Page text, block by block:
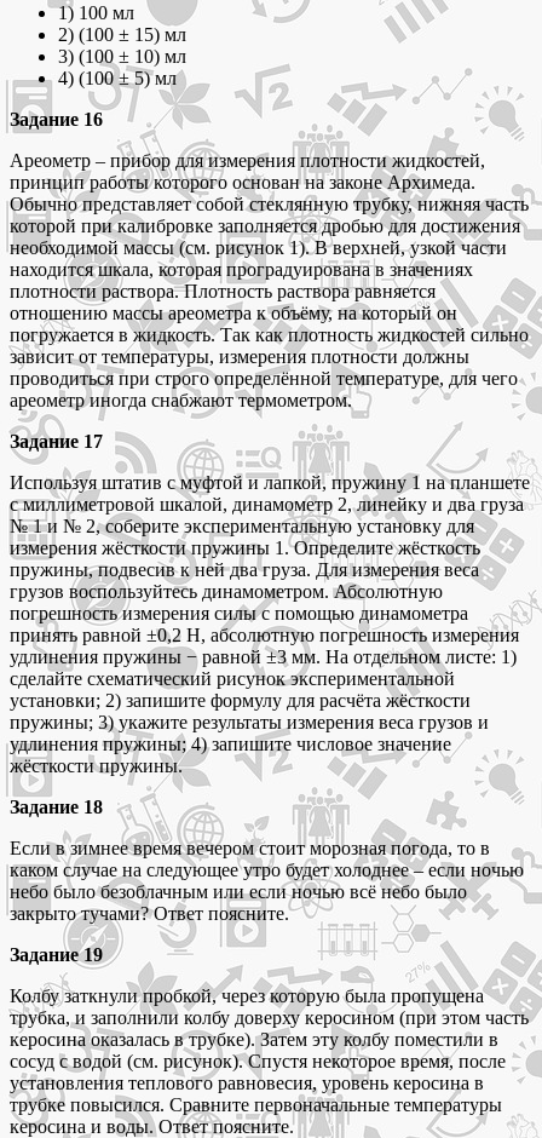
1) 100 мл
2) (100 ± 15) мл
3) (100 ± 10) мл
4) (100 ± 5) мл
Задание 16
Ареометр – прибор для измерения плотности жидкостей,
принцип работы которого основан на законе Архимеда.
Обычно представляет собой стеклянную трубку, нижняя часть
которой при калибровке заполняется дробью для достижения
необходимой массы (см. рисунок 1). В верхней, узкой части
находится шкала, которая проградуирована в значениях
плотности раствора. Плотность раствора равняется
отношению массы ареометра к объёму, на который он
погружается в жидкость. Так как плотность жидкостей сильно
зависит от температуры, измерения плотности должны
проводиться при строго определённой температуре, для чего
ареометр иногда снабжают термометром.
Задание 17
Используя штатив с муфтой и лапкой, пружину 1 на планшете
с миллиметровой шкалой, динамометр 2, линейку и два груза
№ 1 и № 2, соберите экспериментальную установку для
измерения жёсткости пружины 1. Определите жёсткость
пружины, подвесив к ней два груза. Для измерения веса
грузов воспользуйтесь динамометром. Абсолютную
погрешность измерения силы с помощью динамометра
принять равной ±0,2 Н, абсолютную погрешность измерения
удлинения пружины − равной ±3 мм. На отдельном листе: 1)
сделайте схематический рисунок экспериментальной
установки; 2) запишите формулу для расчёта жёсткости
пружины; 3) укажите результаты измерения веса грузов и
удлинения пружины; 4) запишите числовое значение
жёсткости пружины.
Задание 18
Если в зимнее время вечером стоит морозная погода, то в
каком случае на следующее утро будет холоднее – если ночью
небо было безоблачным или если ночью всё небо было
закрыто тучами? Ответ поясните.
Задание 19
Колбу заткнули пробкой, через которую была пропущена
трубка, и заполнили колбу доверху керосином (при этом часть
керосина оказалась в трубке). Затем эту колбу поместили в
сосуд с водой (см. рисунок). Спустя некоторое время, после
установления теплового равновесия, уровень керосина в
трубке повысился. Сравните первоначальные температуры
керосина и воды. Ответ поясните.